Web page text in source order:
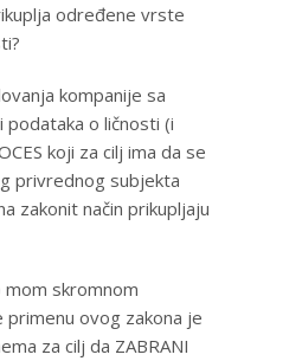
određene vrste
kompanije sa
podataka o ličnosti (i
koji za cilj ima da se
privrednog subjekta
zakonit način prikupljaju
mom skromnom
primenu ovog zakona je
za cilj da ZABRANI